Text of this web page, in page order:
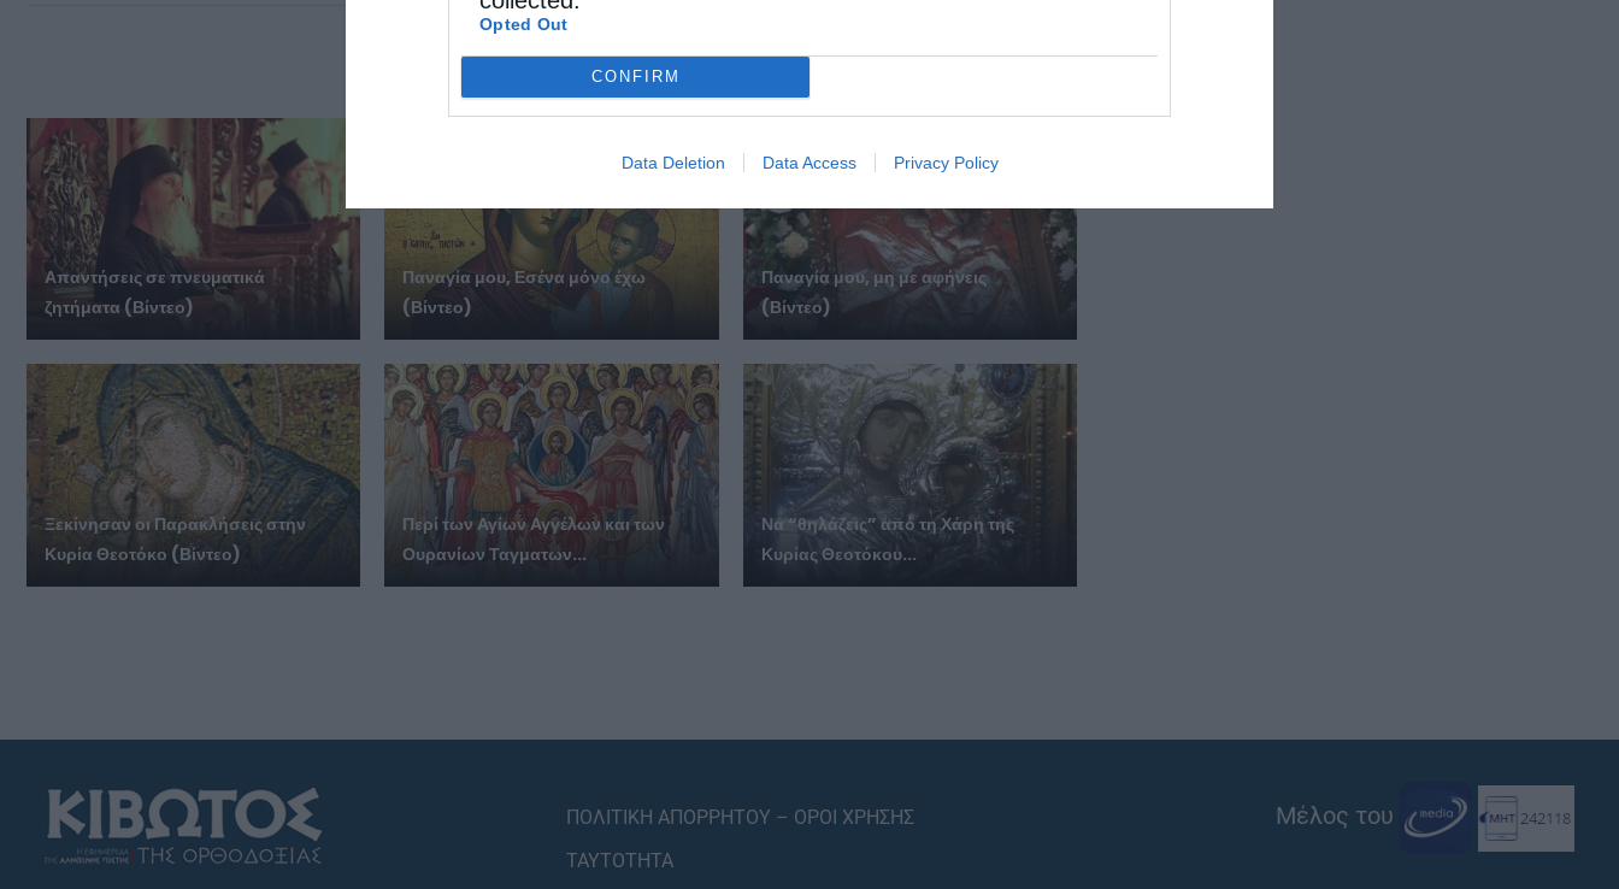
Opted Out
CONFIRM
Data Deletion Data Access Privacy Policy
ΔΕΙΤΕ ΕΠΙΣΗΣ
Απαντήσεις σε πνευματικά
ζητήματα (Βίντεο)
Παναγία μου, Εσένα μόνο έχω
(Βίντεο)
Παναγία μου, μη με αφήνεις
(Βίντεο)
Ξεκίνησαν οι Παρακλήσεις στην
Κυρία Θεοτόκο (Βίντεο)
Περί των Αγίων Αγγέλων και των
Ουρανίων Ταγματων...
Να “θηλάζεις” από τη Χάρη της
Κυρίας Θεοτόκου...
ΠΟΛΙΤΙΚΗ ΑΠΟΡΡΗΤΟΥ – ΟΡΟΙ ΧΡΗΣΗΣ
ΤΑΥΤΟΤΗΤΑ
Μέλος του